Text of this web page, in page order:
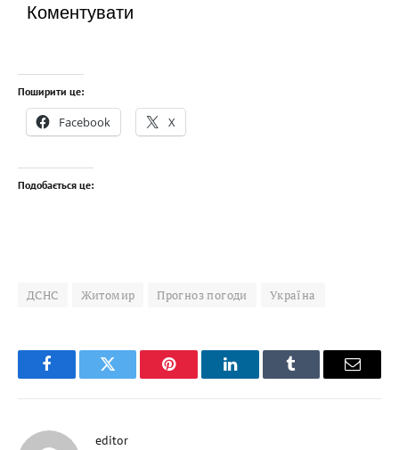
Коментувати
Поширити це:
Facebook X
Подобається це:
ДСНС Житомир Прогноз погоди Україна
FacebookTwitter Pinterest LinkedInTumblr Email
editor